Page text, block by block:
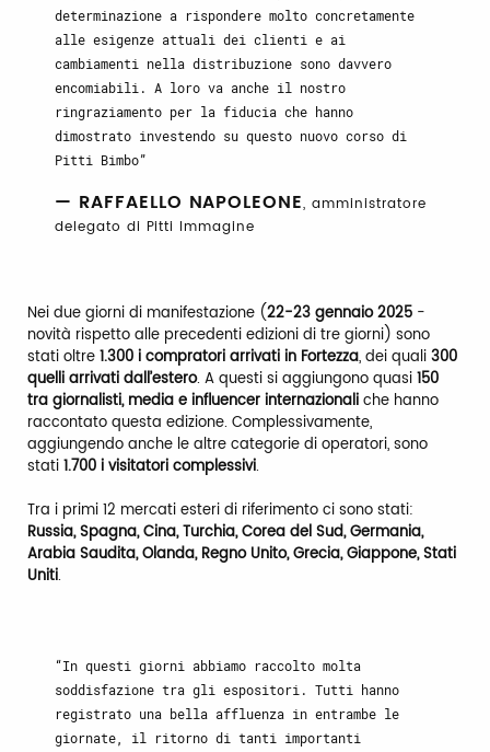
determinazione a rispondere molto concretamente
alle esigenze attuali dei clienti e ai
cambiamenti nella distribuzione sono davvero
encomiabili. A loro va anche il nostro
ringraziamento per la fiducia che hanno
dimostrato investendo su questo nuovo corso di
Pitti Bimbo
— RAFFAELLO NAPOLEONE, amministratore
delegato di Pitti Immagine
Nei due giorni di manifestazione (22-23 gennaio 2025 -
novità rispetto alle precedenti edizioni di tre giorni) sono
stati oltre1.300 i compratori arrivati in Fortezza, dei quali300
quelli arrivati dall’estero. A questi si aggiungono quasi150
tra giornalisti, media e influencer internazionaliche hanno
raccontato questa edizione. Complessivamente,
aggiungendo anche le altre categorie di operatori, sono
stati1.700 i visitatori complessivi.
Tra i primi 12 mercati esteri di riferimento ci sono stati:
Russia, Spagna, Cina, Turchia, Corea del Sud, Germania,
Arabia Saudita, Olanda, Regno Unito, Grecia, Giappone, Stati
Uniti.
In questi giorni abbiamo raccolto molta
soddisfazione tra gli espositori. Tutti hanno
registrato una bella affluenza in entrambe le
giornate, il ritorno di tanti importanti